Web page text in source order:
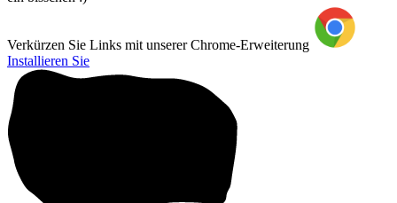
Verkürzen Sie Links mit unserer Chrome-Erweiterung
Installieren Sie